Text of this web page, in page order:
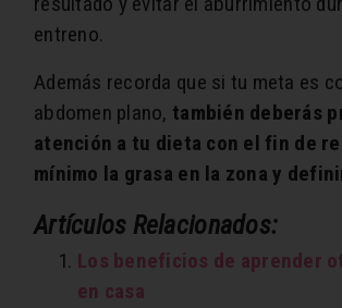
entreno.
Además recorda que si tu meta es
abdomen plano, también deberás
atención a tu dieta con el fin de
mínimo la grasa en la zona y
Artículos Relacionados:
Los beneficios de aprender
en casa